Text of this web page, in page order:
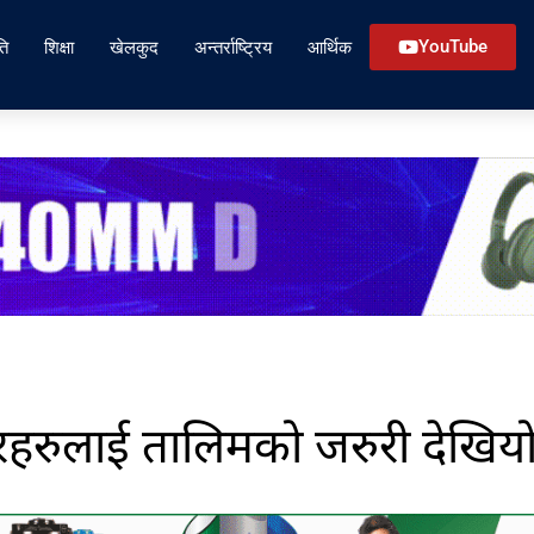
शिक्षा खेलकुद अन्तर्राष्ट्रिय आर्थिक YouTube
तालिमको जरुरी